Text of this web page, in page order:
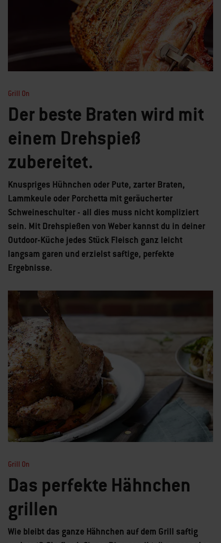
Grill On
Der beste Braten wird mit
einem Drehspieß
zubereitet.
Knuspriges Hühnchen oder Pute, zarter Braten,
Lammkeule oder Porchetta mit geräucherter
Schweineschulter - all dies muss nicht kompliziert
sein. Mit Drehspießen von Weber kannst du in deiner
Outdoor-Küche jedes Stück Fleisch ganz leicht
langsam garen und erzielst saftige, perfekte
Ergebnisse.
Grill On
Das perfekte Hähnchen
grillen
Wie bleibt das ganze Hähnchen auf dem Grill saftig